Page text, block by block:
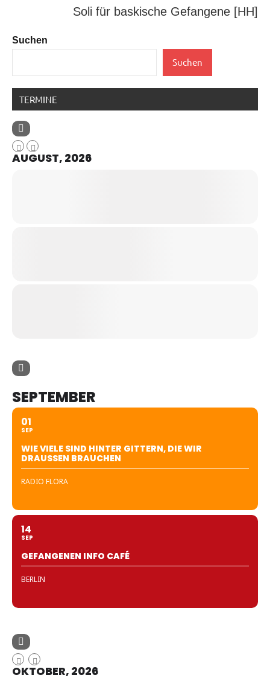
Soli für baskische Gefangene [HH]
Suchen
Suchen
TERMINE
AUGUST, 2026
SEPTEMBER
01
SEP
WIE VIELE SIND HINTER GITTERN, DIE WIR
DRAUSSEN BRAUCHEN
RADIO FLORA
14
SEP
GEFANGENEN INFO CAFÉ
BERLIN
OKTOBER, 2026